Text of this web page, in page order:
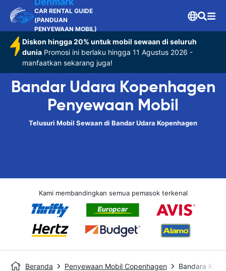
CAR RENTAL GUIDE
(PANDUAN
PENYEWAAN MOBIL)
Diskon hingga 20% untuk mobil sewaan di seluruh
dunia Promosi ini berlaku hingga 11 Agustus 2026 -
manfaatkan sekarang juga!
Bandar Udara Kopenhagen
Penyewaan Mobil
Telusuri Mobil Sewaan di Bandar Udara Kopenhagen
Kami membandingkan semua pemasok terkenal
Beranda Penyewaan Mobil Copenhagen Bandara